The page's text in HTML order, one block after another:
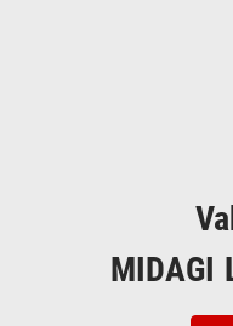
MIDAGI